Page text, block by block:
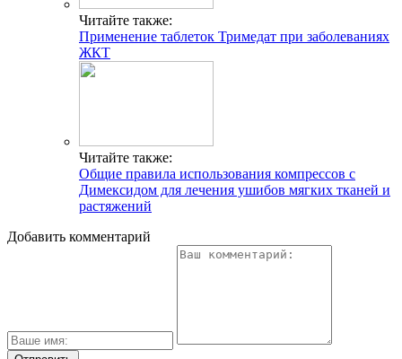
Читайте также:
Применение таблеток Тримедат при заболеваниях
ЖКТ
Читайте также:
Общие правила использования компрессов с
Димексидом для лечения ушибов мягких тканей и
растяжений
Добавить комментарий